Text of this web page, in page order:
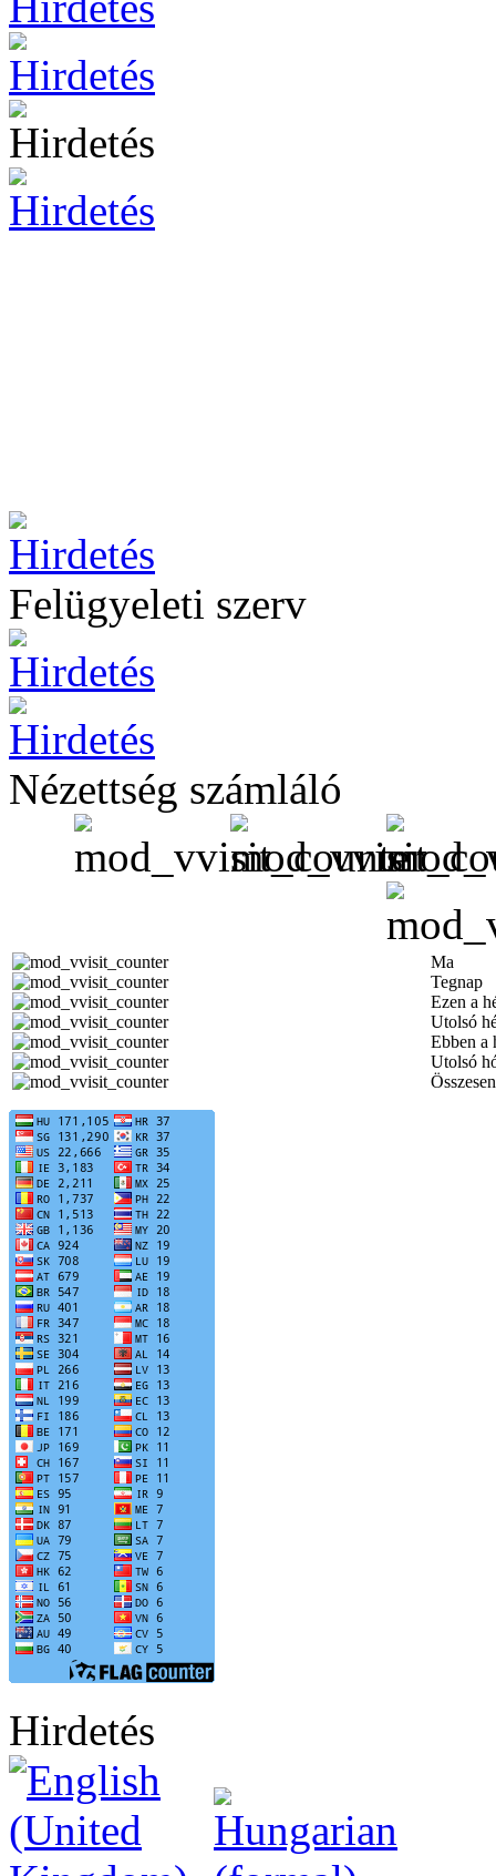
Felügyeleti szerv
Nézettség számláló
Ma
Tegnap
Ezen a
Utolsó
Ebben a
Utolsó
Összesen
Hirdetés